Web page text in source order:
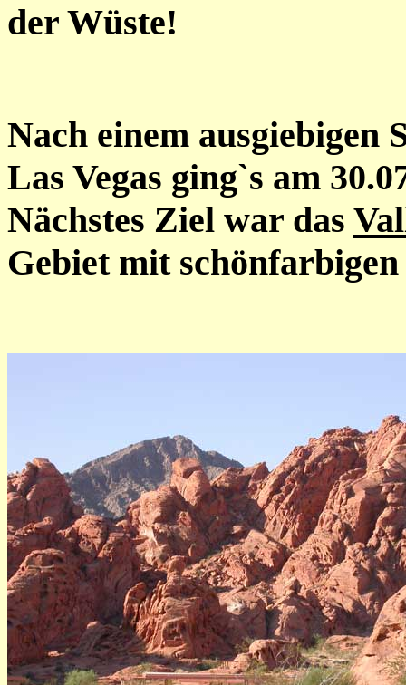
der Wüste!
Nach einem ausgiebigen
Las Vegas ging`s am
Nächstes Ziel war das
Gebiet mit